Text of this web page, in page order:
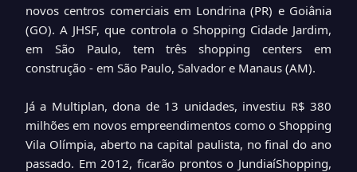
novos centros comerciais em Londrina (PR) e Goiânia
(GO). A JHSF, que controla o Shopping Cidade Jardim,
em São Paulo, tem três shopping centers em
construção - em São Paulo, Salvador e Manaus (AM).
Já a Multiplan, dona de 13 unidades, investiu R$ 380
milhões em novos empreendimentos como o Shopping
Vila Olímpia, aberto na capital paulista, no final do ano
passado. Em 2012, ficarão prontos o JundiaíShopping,